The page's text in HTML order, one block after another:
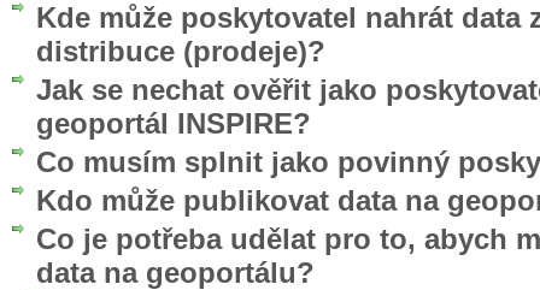
Kde může poskytovatel nahrát data
distribuce (prodeje)?
Jak se nechat ověřit jako
geoportál INSPIRE?
Co musím splnit jako povinný
Kdo může publikovat data na
Co je potřeba udělat pro to, abych
data na geoportálu?